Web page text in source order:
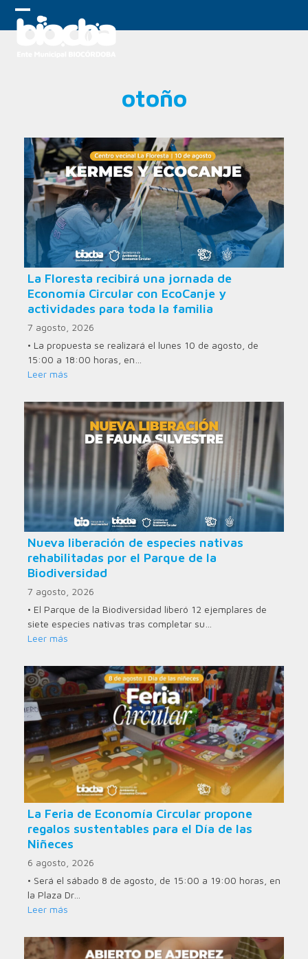
Skip
Open
Close
otoño
La Floresta recibirá una jornada de
Economía Circular con EcoCanje y
actividades para toda la familia
7 agosto, 2026
• La propuesta se realizará el lunes 10 de agosto, de
15:00 a 18:00 horas, en…
Leer más
Nueva liberación de especies nativas
rehabilitadas por el Parque de la
Biodiversidad
7 agosto, 2026
• El Parque de la Biodiversidad liberó 12 ejemplares de
siete especies nativas tras completar su…
Leer más
La Feria de Economía Circular propone
regalos sustentables para el Día de las
Niñeces
6 agosto, 2026
• Será el sábado 8 de agosto, de 15:00 a 19:00 horas, en
la Plaza Dr…
Leer más